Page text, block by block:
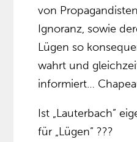
von
Ignoranz, sowie
Lügen so
wahrt und
informiert…
Ist „Lauterbach”
für „Lügen” ???